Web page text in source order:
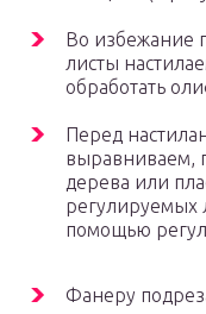
Во избежание
листы
обработать
Перед
выравниваем,
дерева или
регулируемых
помощью
Фанеру